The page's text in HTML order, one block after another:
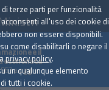
e il
economica
a oggi
terze parti per funzionalità
all'uso dei cookie di
non essere disponibili.
come disabilitarli o negare il
privacy policy.
un qualunque elemento
tutti i cookie.